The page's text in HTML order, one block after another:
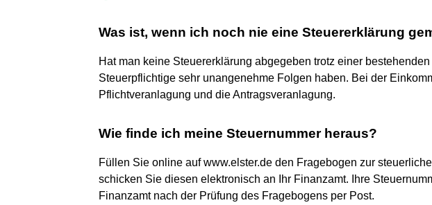
Was ist, wenn ich noch nie eine Steuererklärung
Hat man keine Steuererklärung abgegeben trotz einer
Steuerpflichtige sehr unangenehme Folgen haben. Bei der
Pflichtveranlagung und die Antragsveranlagung.
Wie finde ich meine Steuernummer heraus?
Füllen Sie online auf www.elster.de den Fragebogen zur
schicken Sie diesen elektronisch an Ihr Finanzamt. Ihre
Finanzamt nach der Prüfung des Fragebogens per Post.